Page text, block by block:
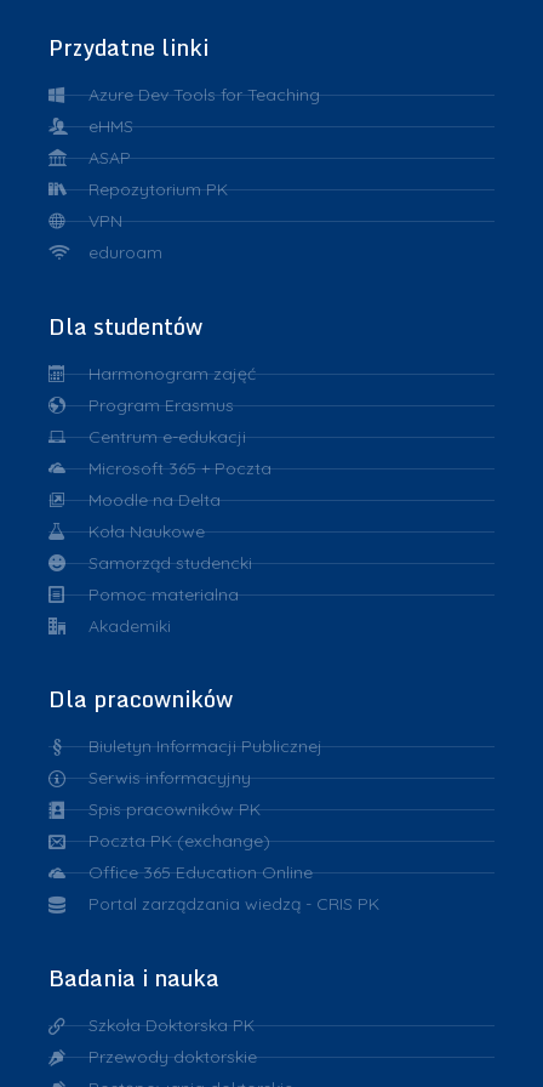
Przydatne linki
Azure Dev Tools for Teaching
eHMS
ASAP
Repozytorium PK
VPN
eduroam
Dla studentów
Harmonogram zajęć
Program Erasmus
Centrum e-edukacji
Microsoft 365 + Poczta
Moodle na Delta
Koła Naukowe
Samorząd studencki
Pomoc materialna
Akademiki
Dla pracowników
Biuletyn Informacji Publicznej
Serwis informacyjny
Spis pracowników PK
Poczta PK (exchange)
Office 365 Education Online
Portal zarządzania wiedzą - CRIS PK
Badania i nauka
Szkoła Doktorska PK
Przewody doktorskie